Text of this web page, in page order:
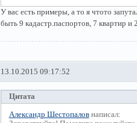
У вас есть примеры, а то я чтото
быть 9 кадастр.паспортов, 7 квартир
13.10.2015 09:17:52
Цитата
Александр Шестопаловнаписал: